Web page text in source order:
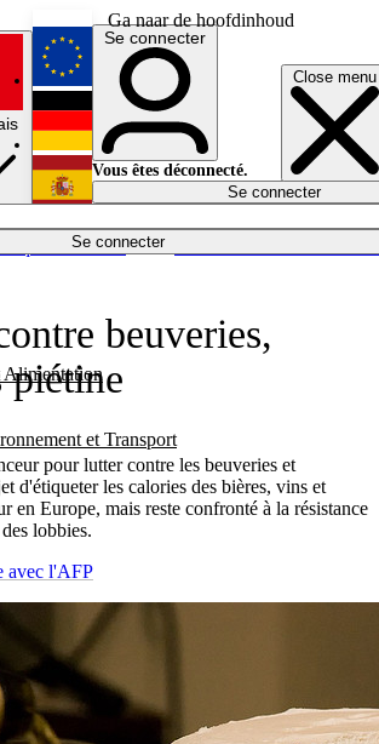
Ga naar de hoofdinhoud
Close menu
Se connecter
et Transport
Économie
English
Deutsch
Español
Se connecter
Vous êtes déconnecté.
Se connecter
beuveries,
piétine
pour lutter contre les beuveries et
d'étiqueter les calories des bières, vins et
en Europe, mais reste confronté à la résistance
lobbies.
avec l'AFP